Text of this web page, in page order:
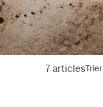
7 articlesTrier